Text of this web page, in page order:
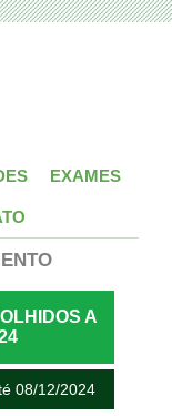
EXAMES
A
08/12/2024